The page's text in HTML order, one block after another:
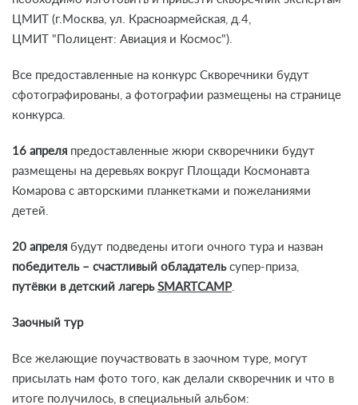
ЦМИТ (г.Москва, ул. Красноармейская, д.4,
ЦМИТ "Полицент: Авиация и Космос").
Все предоставленные на конкурс Скворечники будут
сфотографированы, а фотографии размещены на странице
конкурса.
16 апреля предоставленные жюри скворечники будут
размещены на деревьях вокруг Площади Космонавта
Комарова с авторскими планкетками и пожеланиями
детей.
20 апреля будут подведены итоги очного тура и назван
победитель – счастливый обладатель супер-приза,
путёвки в детский лагерь SMARTCAMP.
Заочный тур
Все желающие поучаствовать в заочном туре, могут
присылать нам фото того, как делали скворечник и что в
итоге получилось, в специальный альбом: